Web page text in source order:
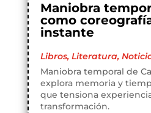
Maniobra
como
instante
Libros, Literatura,
Maniobra temporal de
explora memoria y
que tensiona
transformación.